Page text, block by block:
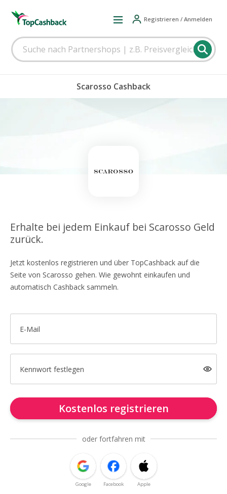
Registrieren / Anmelden
Scarosso Cashback
Erhalte bei jedem Einkauf bei Scarosso Geld
zurück.
Jetzt kostenlos registrieren und über TopCashback auf die
Seite von Scarosso gehen. Wie gewohnt einkaufen und
automatisch Cashback sammeln.
E-Mail
Kennwort festlegen
Kostenlos registrieren
oder fortfahren mit
Google Facebook Apple